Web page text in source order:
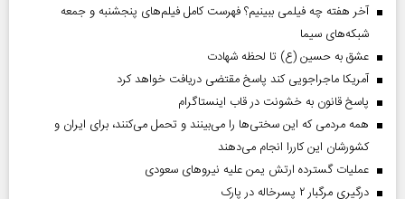
آخر هفته چه فیلمی ببینیم؟ فهرست کامل فیلم‌های پنجشنبه و جمعه
شبکه‌های سیما
عشق به حسین (ع) تا لحظه شهادت
آمریکا ماجراجویی کند پاسخ مقتضی دریافت خواهد کرد
پاسخ قانون به خشونت در قاب اینستاگرام
همه مردمی که این سختی‌ها را می‌بینند و تحمل می‌کنند، برای ایران و
کشورشان این کاررا انجام می‌دهند
عملیات گسترده ارتش یمن علیه نیروهای سعودی
درگیری مرگبار ۲ پسرخاله در پارک